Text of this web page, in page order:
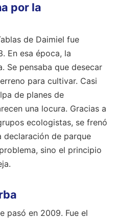
por la
de Daimiel fue
En esa época, la
Se pensaba que desecar
para cultivar. Casi
de planes de
una locura. Gracias a
ecologistas, se frenó
declaración de parque
sino el principio
pasó en 2009. Fue el